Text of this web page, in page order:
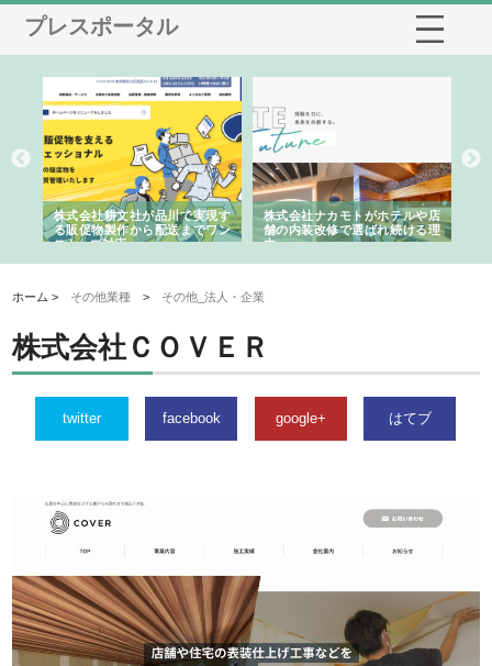
プレスポータル
株式会社耕文社が品川で実現す
る販促物製作から配送までワン
ストップ対応
株式会社ナカモトがホテルや店
舗の内装改修で選ばれ続ける理
由
ホーム > その他業種 > その他_法人・企業
株式会社ＣＯＶＥＲ
twitter facebook google+ はてブ